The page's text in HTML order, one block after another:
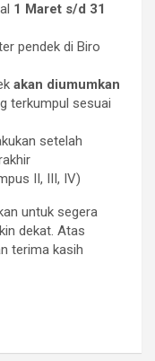
1 Maret s/d 31
pendek di Biro
akan diumumkan
terkumpul sesuai
setelah
II, III, IV)
untuk segera
dekat. Atas
terima kasih